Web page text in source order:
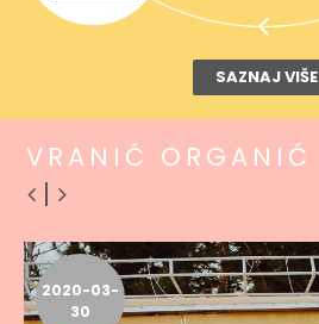
SAZNAJ VIŠE
VRANIĆ ORGANIĆ
2020-03-
30